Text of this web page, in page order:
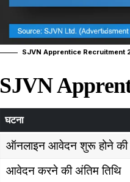
SJVN Apprentice Recruitment
SJVN
घटना
ऑनलाइन आवेदन शुरू होने की
आवेदन करने की अंतिम तिथि